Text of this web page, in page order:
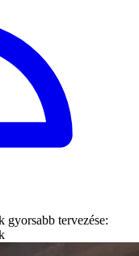
gyorsabb tervezése: